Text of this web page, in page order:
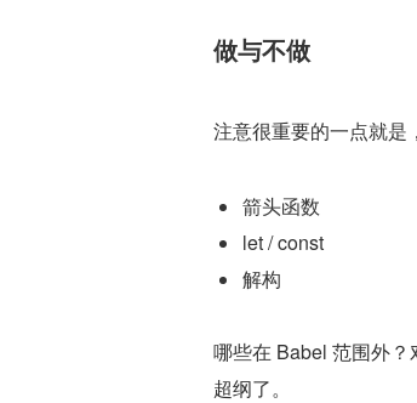
做与不做
注意很重要的一点就是，
箭头函数
let / const
解构
哪些在 Babel 范围外
超纲了。